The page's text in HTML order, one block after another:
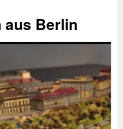
aus Berlin